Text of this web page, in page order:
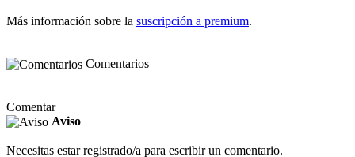
Más información sobre la suscripción a premium.
Comentarios
Comentar
Aviso
Necesitas estar registrado/a para escribir un comentario.